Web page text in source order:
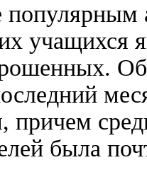
популярным
учащихся
Об
причем
была